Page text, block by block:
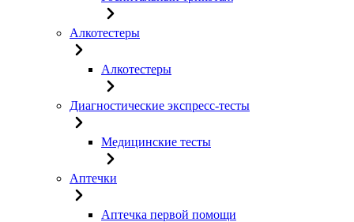
Алкотестеры
Алкотестеры
Диагностические экспресс-тесты
Медицинские тесты
Аптечки
Аптечка первой помощи